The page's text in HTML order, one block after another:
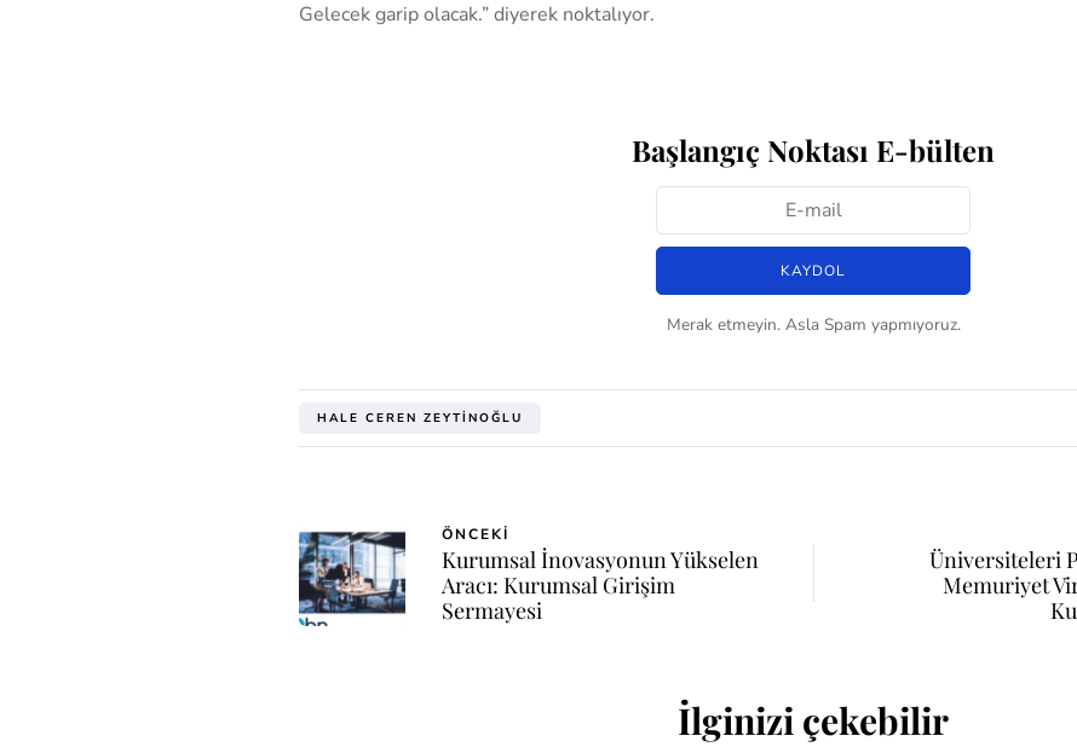
Gelecek garip olacak.” diyerek noktalıyor.
Başlangıç Noktası E-bülten
Merak etmeyin. Asla Spam yapmıyoruz.
HALE CEREN ZEYTINOĞLU
ÖNCEKI
Kurumsal İnovasyonun Yükselen
Aracı: Kurumsal Girişim
Sermayesi
Üniversiteleri
Memuriyet
İlginizi çekebilir